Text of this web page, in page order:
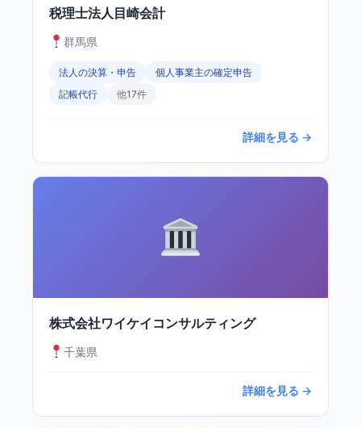
税理士法人目崎会計
群馬県
法人の決算・申告
個人事業主の確定申告
記帳代行
他17件
詳細を見る →
株式会社ワイケイコンサルティング
千葉県
詳細を見る →